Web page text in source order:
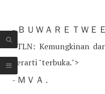
- ＢＵＷＡＲＥＴＷＥ
<TLN: Kemungkinan
berarti "terbuka.">
- ＭＶＡ .